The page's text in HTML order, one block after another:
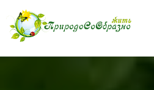
content